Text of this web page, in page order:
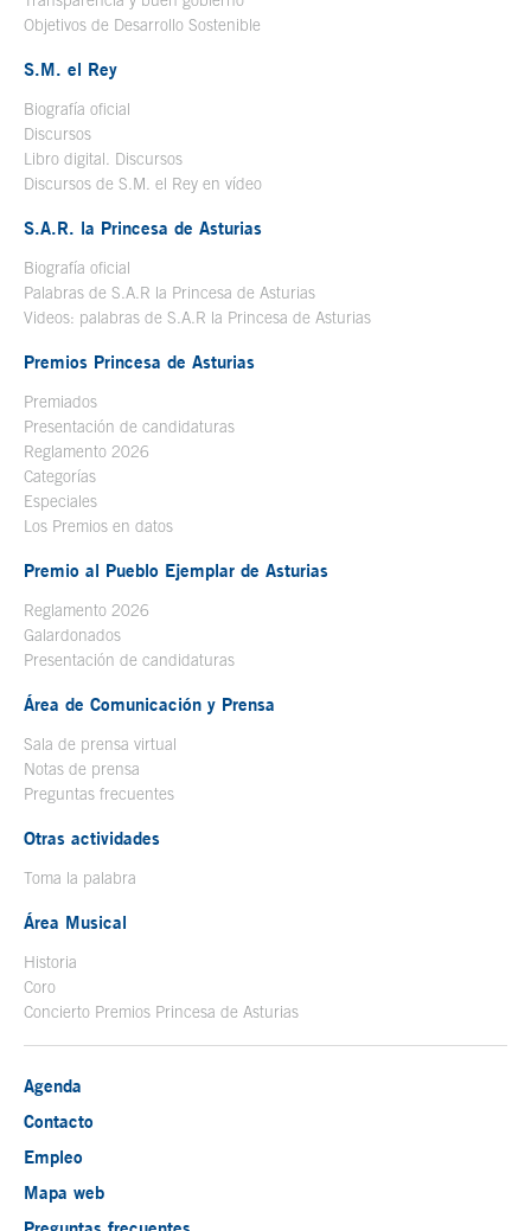
Objetivos de Desarrollo Sostenible
S.M. el Rey
Biografía oficial
Discursos
Libro digital. Discursos
Discursos de S.M. el Rey en vídeo
S.A.R. la Princesa de Asturias
Biografía oficial
Palabras de S.A.R la Princesa de Asturias
Videos: palabras de S.A.R la Princesa de Asturias
Premios Princesa de Asturias
Premiados
Presentación de candidaturas
Reglamento 2026
Categorías
Especiales
Los Premios en datos
Premio al Pueblo Ejemplar de Asturias
Reglamento 2026
Galardonados
Presentación de candidaturas
Área de Comunicación y Prensa
Sala de prensa virtual
Notas de prensa
Preguntas frecuentes
Otras actividades
Toma la palabra
Área Musical
Historia
Coro
Concierto Premios Princesa de Asturias
Agenda
Contacto
Empleo
Mapa web